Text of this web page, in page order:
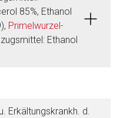
85%, Ethanol
Primelwurzel-
Ethanol
Erkältungskrankh. d.